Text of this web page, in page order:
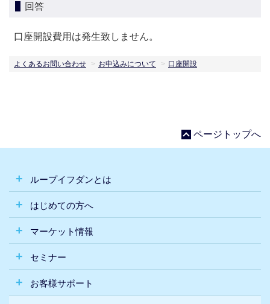
回答
口座開設費用は発生致しません。
よくあるお問い合わせ お申込みについて 口座開設
ページトップへ
ループイフダンとは
はじめての方へ
マーケット情報
セミナー
お客様サポート